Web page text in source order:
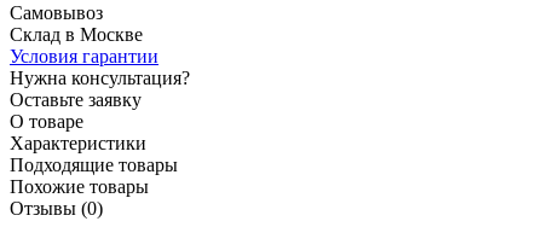
Самовывоз
Склад в Москве
Условия гарантии
Нужна консультация?
Оставьте заявку
О товаре
Характеристики
Подходящие товары
Похожие товары
Отзывы (0)